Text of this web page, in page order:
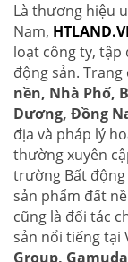
Là thương hiệu
Nam,
loạt công ty,
động sản.
nền, Nhà Phố,
Dương, Đồng
địa và pháp lý
thường xuyên
trường Bất động
sản phẩm đất
cũng là đối tác
sản nổi tiếng tại
Group,